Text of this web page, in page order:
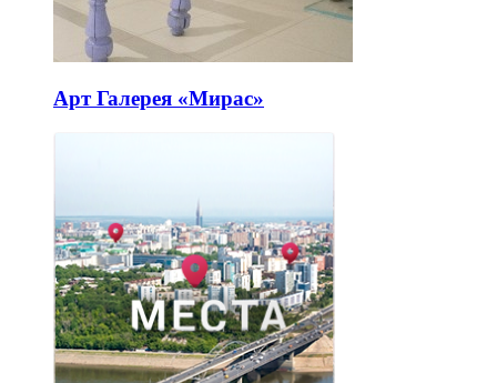
Арт Галерея «Мирас»